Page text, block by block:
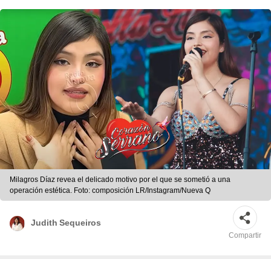
Milagros Díaz revea el delicado motivo por el que se sometió a una
operación estética. Foto: composición LR/Instagram/Nueva Q
Judith Sequeiros
Compartir